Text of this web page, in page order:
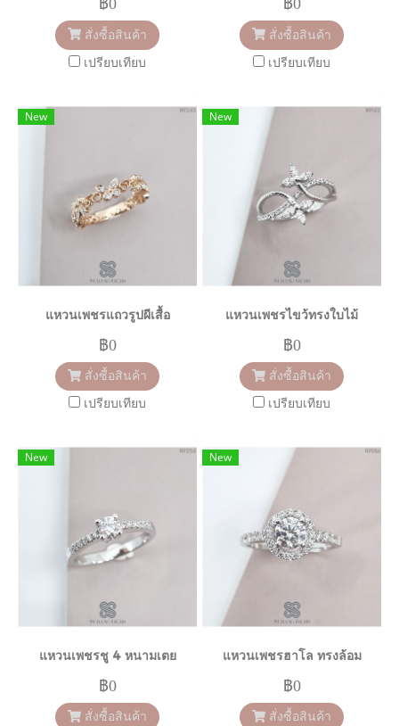
฿0
สั่งซื้อสินค้า
เปรียบเทียบ
฿0
สั่งซื้อสินค้า
เปรียบเทียบ
New
แหวนเพชรแถวรูปผีเสื้อ
฿0
สั่งซื้อสินค้า
เปรียบเทียบ
New
แหวนเพชรไขว้ทรงใบไม้
฿0
สั่งซื้อสินค้า
เปรียบเทียบ
New
แหวนเพชรชู 4 หนามเตย
฿0
สั่งซื้อสินค้า
New
แหวนเพชรฮาโล ทรงล้อม
฿0
สั่งซื้อสินค้า